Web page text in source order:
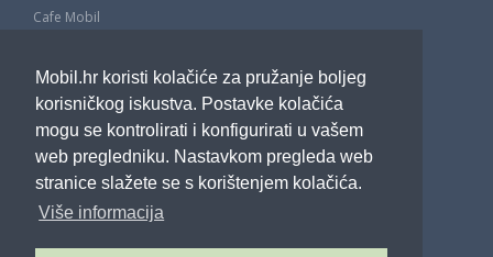
Mobil.hr koristi kolačiće za pružanje boljeg
korisničkog iskustva. Postavke kolačića
mogu se kontrolirati i konfigurirati u vašem
web pregledniku. Nastavkom pregleda web
stranice slažete se s korištenjem kolačića.
Više informacija
Cafe Mobil
Impressum
Marketing
Pravne odredbe
Izjava o privatnosti
POTRAŽITE NAS